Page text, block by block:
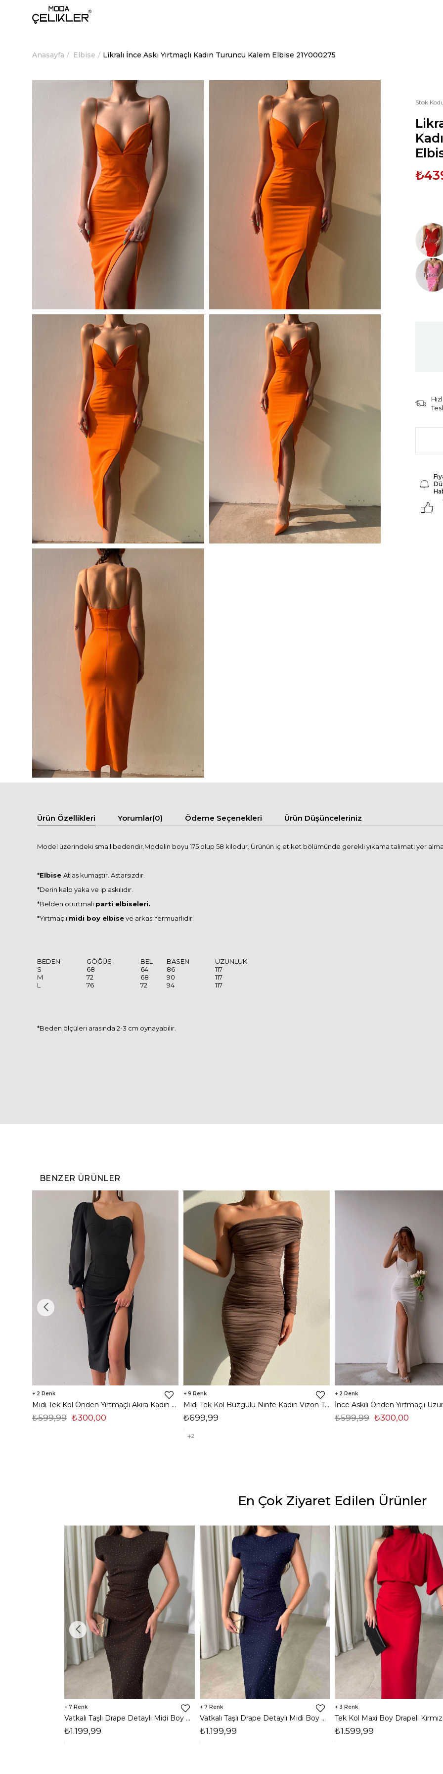
Anasayfa Elbise Likralı İnce Askı Yırtmaçlı Kadın Turuncu Kalem Elbise 21Y000275
Stok
Hızlı
Ürün Özellikleri Yorumlar(0) Ödeme Seçenekleri Ürün Düşünceleriniz
Model üzerindeki small bedendir.Modelin boyu 175 olup 58 kilodur. Ürünün iç etiket bölümünde gerekli yıkama talimatı yer
*Elbise Atlas kumaştır. Astarsızdır.
*Derin kalp yaka ve ip askılıdır.
*Belden oturtmalı parti elbiseleri.
*Yırtmaçlı midi boy elbiseve arkası fermuarlıdır.
BEDEN GÖĞÜS BEL BASEN
UZUNLUK
S
68 64 86
117
M
72 68 90
117
L
76 72 94 117
*Beden ölçüleri arasında 2-3 cm oynayabilir.
BENZER ÜRÜNLER
2
Midi Tek Kol Önden Yırtmaçlı Akira Kadın Siyah Elbise 22K000228
₺300,00
₺599,99
9
Midi Tek Kol Büzgülü Ninfe Kadın Vizon Tül Elbise 22K000524
₺699,99
2
2
₺300,00
₺599,99
En Çok Ziyaret Edilen Ürünler
7
Vatkalı Taşlı Drape Detaylı Midi Boy Kahverengi Jesep Kadın Elbise 26Y282
₺1.199,99
7
Vatkalı Taşlı Drape Detaylı Midi Boy Lacivert Jesep Kadın Elbise 26Y282
₺1.199,99
3
₺1.599,99